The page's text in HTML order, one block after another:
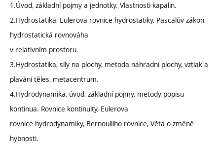
1.Úvod, základní pojmy a jednotky. Vlastnosti kapalin.
2.Hydrostatika, Eulerova rovnice hydrostatiky, Pascalův zákon,
hydrostatická rovnováha
v relativním prostoru.
3.Hydrostatika, síly na plochy, metoda náhradní plochy, vztlak a
plavání těles, metacentrum.
4.Hydrodynamika, úvod, základní pojmy, metody popisu
kontinua. Rovnice kontinuity, Eulerova
rovnice hydrodynamiky, Bernoulliho rovnice, Věta o změně
hybnosti.